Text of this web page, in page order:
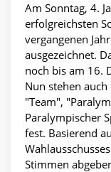
Am Sonntag, 4.
erfolgreichsten
vergangenen
ausgezeichnet.
noch bis am 16.
Nun stehen
"Team",
Paralympischer
fest. Basierend
Stimmen